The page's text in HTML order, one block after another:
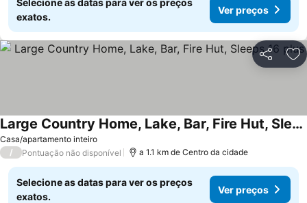
Selecione as datas para ver os preços
exatos.
Ver preços
Partilhar
Casa/apartamento inteiro
Large Country Home, Lake, Bar, Fire Hut, Sleeps 16 plus
/ Pontuação não disponível a 1.1 km de Centro da cidade
Selecione as datas para ver os preços
exatos.
Ver preços